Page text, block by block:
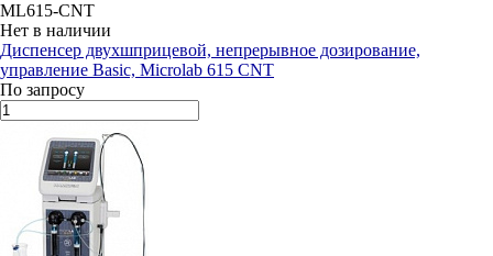
ML615-CNT
Нет в наличии
Диспенсер двухшприцевой, непрерывное дозирование,
управление Basic, Microlab 615 CNT
По запросу